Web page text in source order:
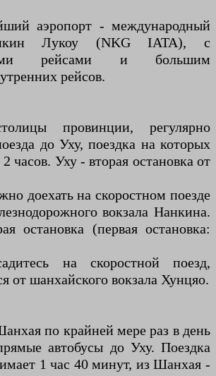
аэропорт - международный
Лукоу (NKG IATA), с
рейсами и большим
рейсов.
провинции, регулярно
до Уху, поездка на которых
часов. Уху - вторая остановка от
доехать на скоростном поезде
вокзала Нанкина.
остановка (первая остановка:
на скоростной поезд,
от шанхайского вокзала Хунцяо.
по крайней мере раз в день
автобусы до Уху. Поездка
1 час 40 минут, из Шанхая -